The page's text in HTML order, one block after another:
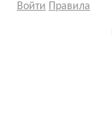
Войти Правила